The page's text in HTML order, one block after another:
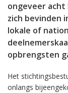
ongeveer
zich bevinden
lokale of
opbrengsten
Het
onlangs